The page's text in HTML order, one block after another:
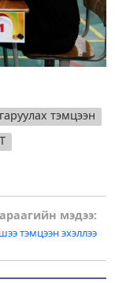
тэмцээн
мэдээ:
тэмцээн эхэллээ